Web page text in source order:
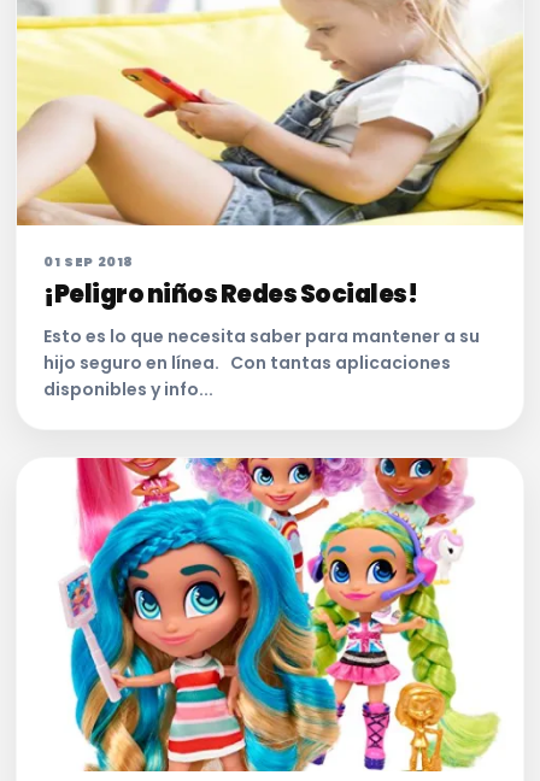
01 SEP 2018
¡Peligro niños Redes Sociales!
Esto es lo que necesita saber para mantener a su
hijo seguro en línea. Con tantas aplicaciones
disponibles y info...